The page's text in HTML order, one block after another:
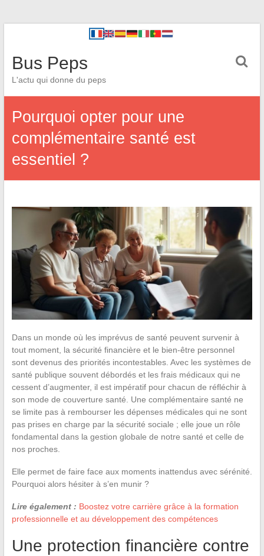
Bus Peps
L'actu qui donne du peps
Pourquoi opter pour une
complémentaire santé est
essentiel ?
Dans un monde où les imprévus de santé peuvent survenir à
tout moment, la sécurité financière et le bien-être personnel
sont devenus des priorités incontestables. Avec les systèmes de
santé publique souvent débordés et les frais médicaux qui ne
cessent d’augmenter, il est impératif pour chacun de réfléchir à
son mode de couverture santé. Une complémentaire santé ne
se limite pas à rembourser les dépenses médicales qui ne sont
pas prises en charge par la sécurité sociale ; elle joue un rôle
fondamental dans la gestion globale de notre santé et celle de
nos proches.
Elle permet de faire face aux moments inattendus avec sérénité.
Pourquoi alors hésiter à s’en munir ?
Lire également : Boostez votre carrière grâce à la formation
professionnelle et au développement des compétences
Une protection financière contre